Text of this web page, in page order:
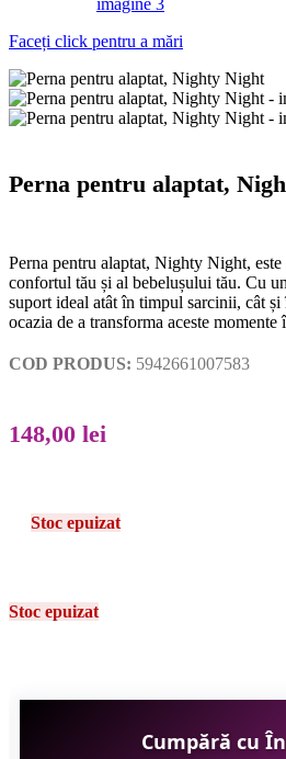
Faceți click pentru a mări
Perna pentru alaptat,
Perna pentru alaptat, Nighty Night, este
confortul tău și al bebelușului tău. Cu
suport ideal atât în timpul sarcinii, cât
ocazia de a transforma aceste
COD PRODUS: 5942661007583
148,00 lei
Stoc epuizat
Stoc epuizat
Cumpără cu